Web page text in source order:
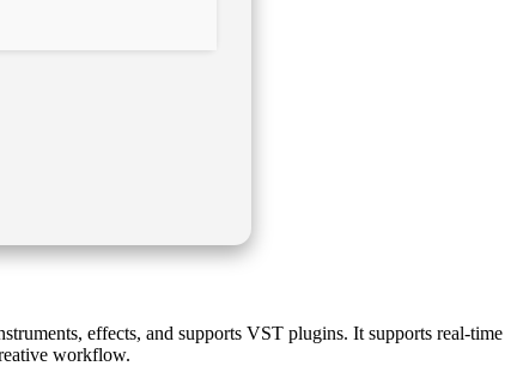
effects, and supports VST plugins. It supports real-time
workflow.